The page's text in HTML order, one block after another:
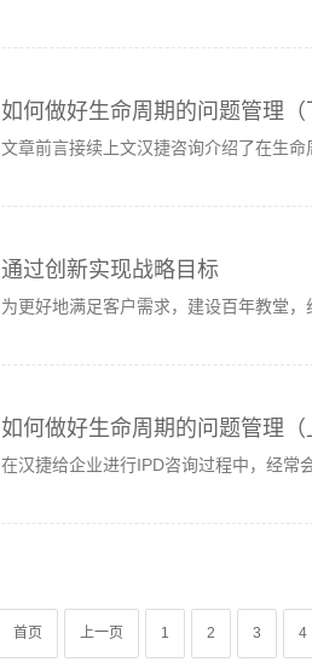
如何做好生命周期的问题管理（
文章前言接续上文汉捷咨询介绍了在生
通过创新实现战略目标
为更好地满足客户需求，建设百年教堂
如何做好生命周期的问题管理（
在汉捷给企业进行IPD咨询过程中，经常
首页 上一页 1 2 3 4